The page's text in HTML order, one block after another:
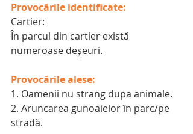
Provocările identificate:
Cartier:
În parcul din cartier există
numeroase deșeuri.
Provocările alese:
1. Oamenii nu strang dupa animale.
2. Aruncarea gunoaielor în parc/pe
stradă.